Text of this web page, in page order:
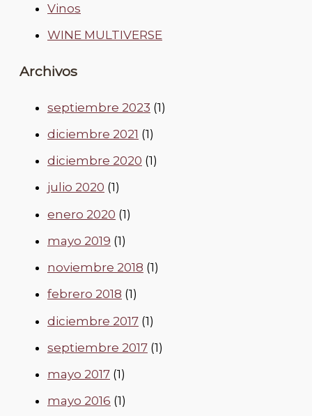
Vinos
WINE MULTIVERSE
Archivos
septiembre 2023 (1)
diciembre 2021 (1)
diciembre 2020 (1)
julio 2020 (1)
enero 2020 (1)
mayo 2019 (1)
noviembre 2018 (1)
febrero 2018 (1)
diciembre 2017 (1)
septiembre 2017 (1)
mayo 2017 (1)
mayo 2016 (1)